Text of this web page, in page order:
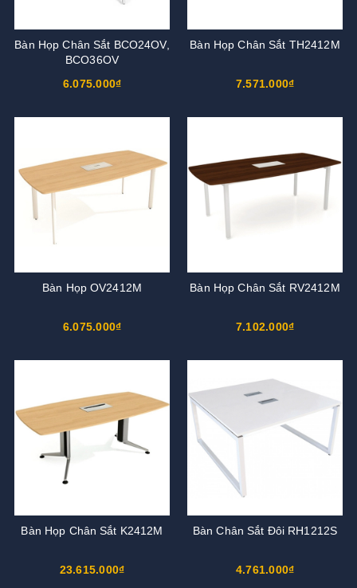
Bàn Họp Chân Sắt BCO24OV,
BCO36OV
6.075.000₫
Bàn Họp Chân Sắt TH2412M
7.571.000₫
Bàn Họp OV2412M
6.075.000₫
Bàn Họp Chân Sắt RV2412M
7.102.000₫
Bàn Họp Chân Sắt K2412M
23.615.000₫
Bàn Chân Sắt Đôi RH1212S
4.761.000₫